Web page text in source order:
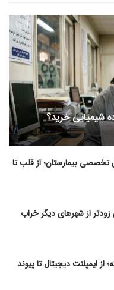
بیمارستان؛ از قلب تا
از شهرهای دیگر خراب
ایمپلنت دیجیتال تا پیوند